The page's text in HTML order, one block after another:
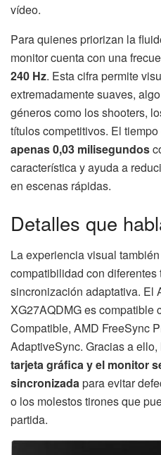
vídeo.
Para quienes priorizan la
monitor cuenta con una
240 Hz. Esta cifra permite
extremadamente suaves,
géneros como los shooters,
títulos competitivos. El
apenas 0,03 milisegundos
característica y ayuda a
en escenas rápidas.
Detalles que
La experiencia visual
compatibilidad con
sincronización adaptativa. El
XG27AQDMG es compatible
Compatible, AMD FreeSync
AdaptiveSync. Gracias a ello,
tarjeta gráfica y el monitor
sincronizadapara evitar
o los molestos tirones que
partida.